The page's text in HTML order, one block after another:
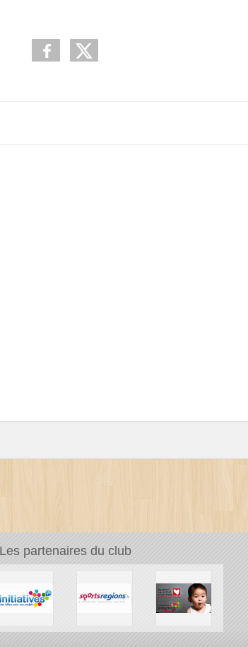
Les partenaires du club